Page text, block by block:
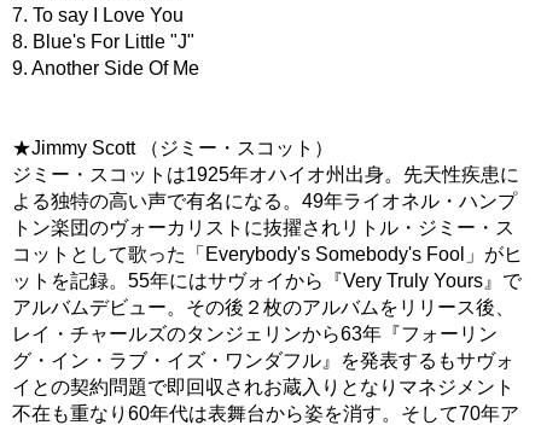
7. To say I Love You
8. Blue's For Little "J"
9. Another Side Of Me
★Jimmy Scott （ジミー・スコット）
ジミー・スコットは1925年オハイオ州出身。先天性疾患に
よる独特の高い声で有名になる。49年ライオネル・ハンプ
トン楽団のヴォーカリストに抜擢されリトル・ジミー・ス
コットとして歌った「Everybody's Somebody's Fool」がヒ
ットを記録。55年にはサヴォイから『Very Truly Yours』で
アルバムデビュー。その後２枚のアルバムをリリース後、
レイ・チャールズのタンジェリンから63年『フォーリン
グ・イン・ラブ・イズ・ワンダフル』を発表するもサヴォ
イとの契約問題で即回収されお蔵入りとなりマネジメント
不在も重なり60年代は表舞台から姿を消す。そして70年ア